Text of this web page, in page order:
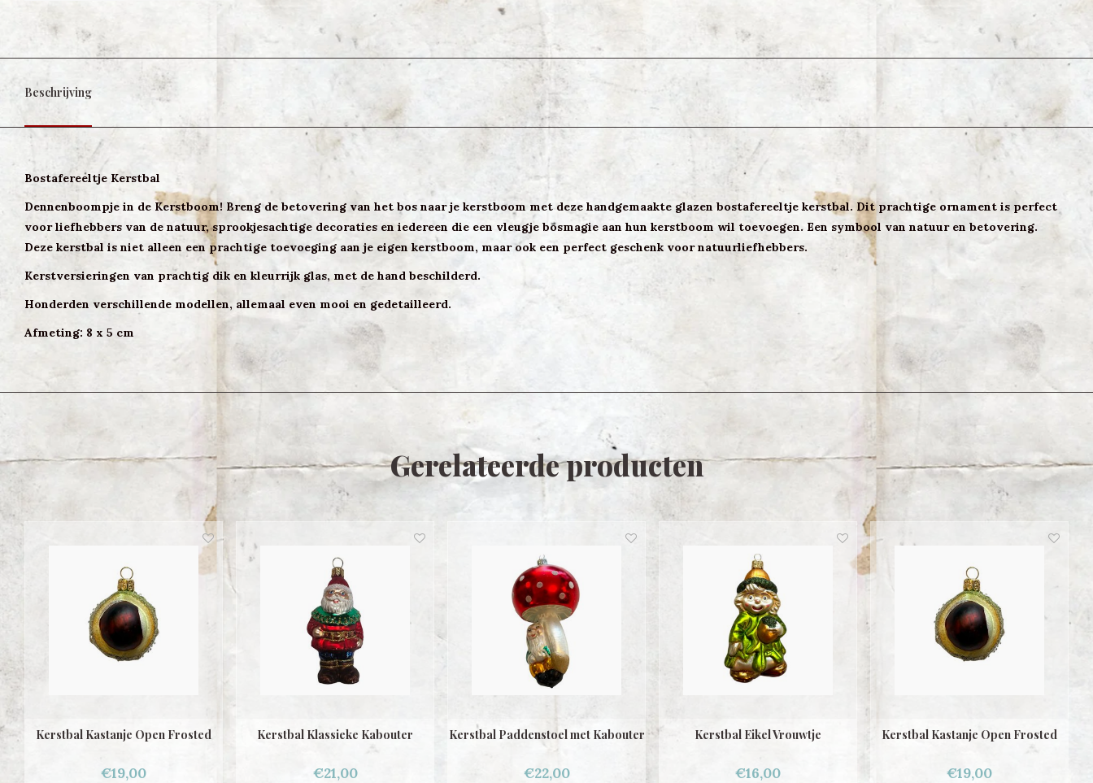
Beschrijving
Bostafereeltje Kerstbal
Dennenboompje in de Kerstboom! Breng de betovering van het bos naar je kerstboom met deze handgemaakte glazen bostafereeltje kerstbal. Dit prachtige ornament is perfect
voor liefhebbers van de natuur, sprookjesachtige decoraties en iedereen die een vleugje bosmagie aan hun kerstboom wil toevoegen. Een symbool van natuur en betovering.
Deze kerstbal is niet alleen een prachtige toevoeging aan je eigen kerstboom, maar ook een perfect geschenk voor natuurliefhebbers.
Kerstversieringen van prachtig dik en kleurrijk glas, met de hand beschilderd.
Honderden verschillende modellen, allemaal even mooi en gedetailleerd.
Afmeting: 8 x 5 cm
Gerelateerde producten
Kerstbal Kastanje Open Frosted
€19,00
Kerstbal Klassieke Kabouter
€21,00
Kerstbal Paddenstoel met Kabouter
€22,00
Kerstbal Eikel Vrouwtje
€16,00
Kerstbal Kastanje Open Frosted
€19,00